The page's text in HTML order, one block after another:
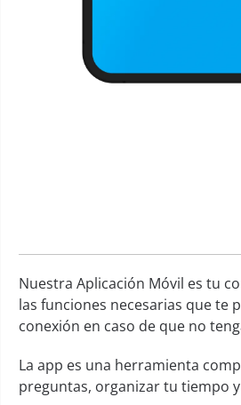
Nuestra Aplicación Móvil es tu
las funciones necesarias que te
conexión en caso de que no
La app es una herramienta
preguntas, organizar tu tiempo